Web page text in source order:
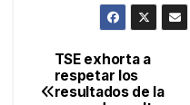
Navegación
TSE exhorta a
respetar los
resultados de la